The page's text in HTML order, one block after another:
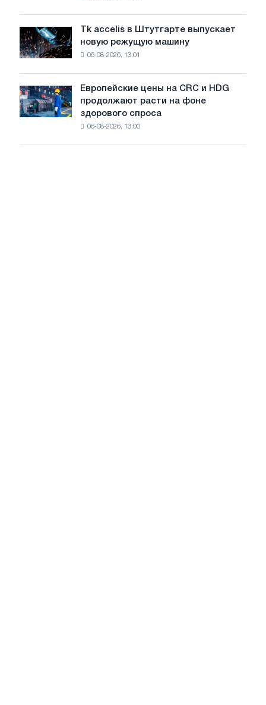
года
несмотря
на
летнее
замедление
роста
цен
Tk
accelis
в
новую
режущую
машину
Tk accelis в Штутгарте выпускает
новую режущую машину
06-08-2026, 13:01
Европейские
цены
на
Европейские цены на CRC и HDG
продолжают расти на фоне
здорового спроса
06-08-2026, 13:00